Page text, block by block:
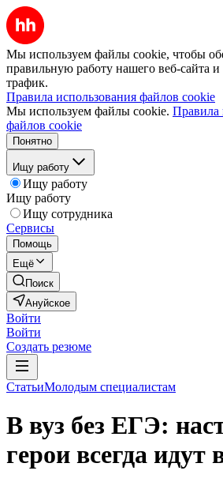
Мы используем файлы cookie, чтобы
правильную работу нашего веб-сайта и
трафик.
Правила использования файлов cookie
Мы используем файлы cookie. Правила
файлов cookie
Понятно
Ищу работу
Ищу работу
Ищу работу
Ищу сотрудника
Сервисы
Помощь
Ещё
Поиск
Ануйское
Войти
Войти
Создать резюме
СтатьиМолодым специалистам
В вуз без ЕГЭ:
герои всегда идут